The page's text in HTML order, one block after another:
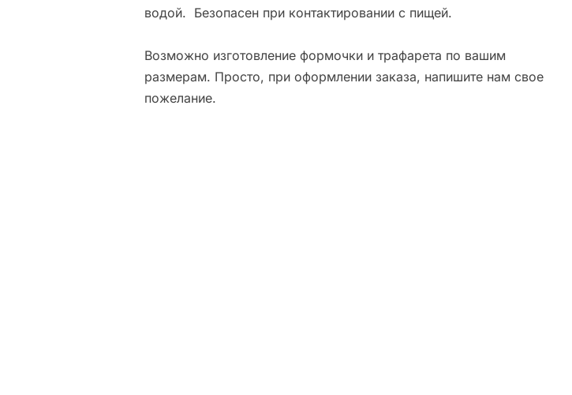
водой. Безопасен при контактировании с пищей.
Возможно изготовление формочки и трафарета по вашим
размерам. Просто, при оформлении заказа, напишите нам свое
пожелание.